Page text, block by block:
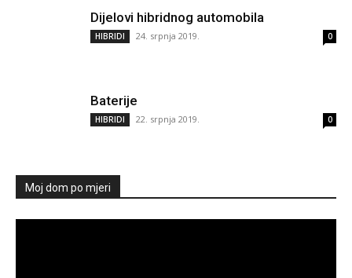
Dijelovi hibridnog automobila
HIBRIDI 24. srpnja 2019. 0
Baterije
HIBRIDI 22. srpnja 2019. 0
Moj dom po mjeri